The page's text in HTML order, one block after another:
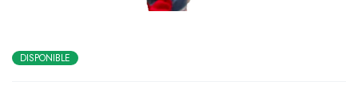
DISPONIBLE